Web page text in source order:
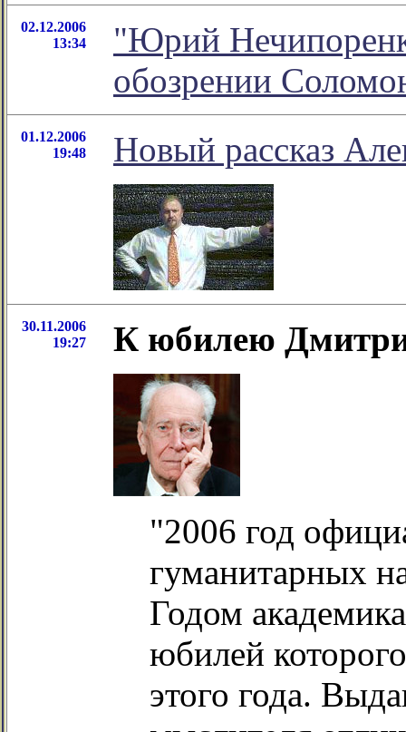
02.12.2006
13:34
"Юрий
обозрении
01.12.2006
19:48
Новый рассказ
30.11.2006
19:27
К юбилею
"2006 год
гуманитарных
Годом
юбилей
этого года.